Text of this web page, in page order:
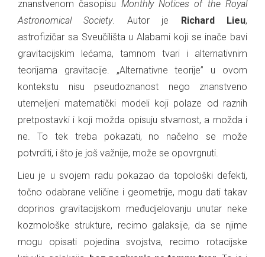
znanstvenom časopisu Monthly Notices of the Royal
Astronomical Society. Autor je Richard Lieu,
astrofizičar sa Sveučilišta u Alabami koji se inače bavi
gravitacijskim lećama, tamnom tvari i alternativnim
teorijama gravitacije. „Alternativne teorije” u ovom
kontekstu nisu pseudoznanost nego znanstveno
utemeljeni matematički modeli koji polaze od raznih
pretpostavki i koji možda opisuju stvarnost, a možda i
ne. To tek treba pokazati, no načelno se može
potvrditi, i što je još važnije, može se opovrgnuti.
Lieu je u svojem radu pokazao da topološki defekti,
točno odabrane veličine i geometrije, mogu dati takav
doprinos gravitacijskom međudjelovanju unutar neke
kozmološke strukture, recimo galaksije, da se njime
mogu opisati pojedina svojstva, recimo rotacijske